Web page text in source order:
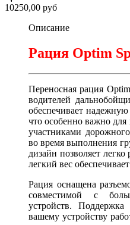
10250,00 руб
Описание
Рация Optim
Переносная рация
водителей
обеспечивает
что особенно важно
участниками
во время выполнения
дизайн позволяет легко
легкий вес
Рация оснащена
совместимой с
устройств.
вашему устройству